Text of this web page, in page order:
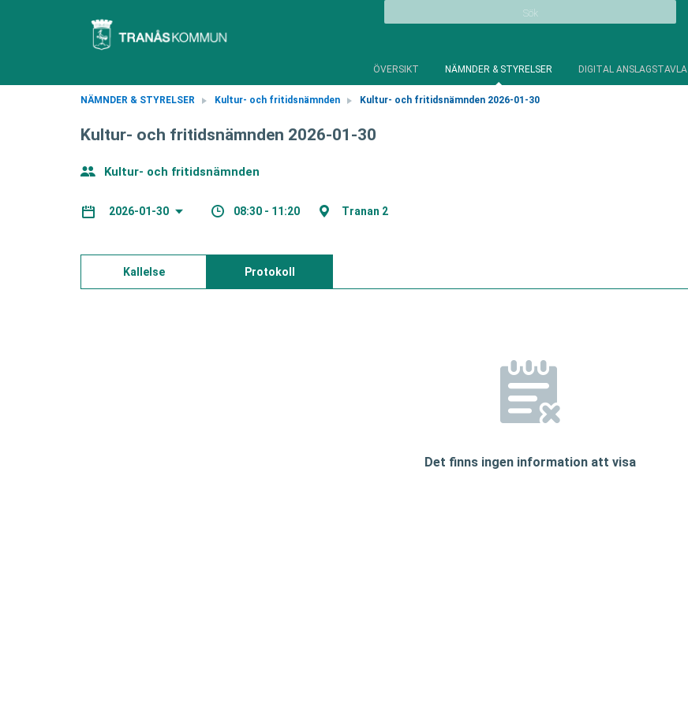
Sök
ÖVERSIKT NÄMNDER & STYRELSER DIGITAL ANSLAGSTAVLA
NÄMNDER & STYRELSER Kultur- och fritidsnämnden Kultur- och fritidsnämnden 2026-01-30
Kultur- och fritidsnämnden 2026-01-30
Kultur- och fritidsnämnden
2026-01-30 08:30 - 11:20 Tranan 2
Kallelse Protokoll
Det finns ingen information att visa